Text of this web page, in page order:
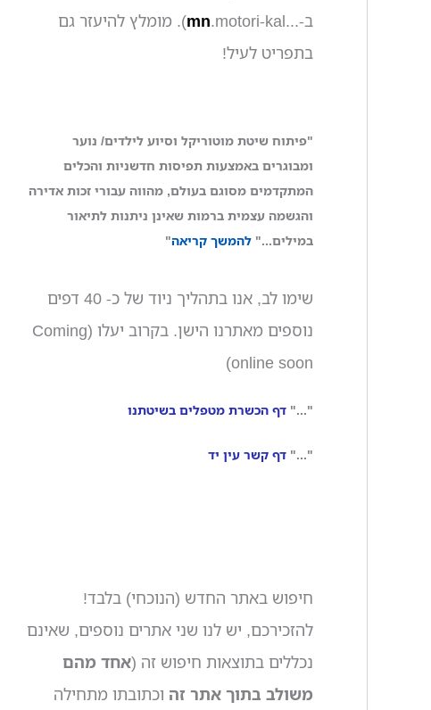
ב-...
mn.motori-kal). מומלץ להיעזר גם
בתפריט לעיל!
"פיתוח שיטת מוטוריקל וסיוע לילדים/ נוער
ומבוגרים באמצעות תפיסות חדשניות והכלים
המתקדמים מסוגם בעולם, מהווה עבורי זכות אדירה
והגשמה עצמית ברמות שאינן ניתנות לתיאור
במילים..." להמשך קריאה"
שימו לב, אנו בתהליך ניוד של כ- 40 דפים
נוספים מאתרנו הישן. בקרוב יעלו (Coming
online soon)
"..." דף הכשרת מטפלים בשיטתנו
"..." דף קשר עין יד
חיפוש באתר החדש (הנוכחי) בלבד!
להזכירכם, יש לנו שני אתרים נוספים, שאינם
נכללים בתוצאות חיפוש זה (אחד מהם
משולב בתוך אתר זה וכתובתו מתחילה